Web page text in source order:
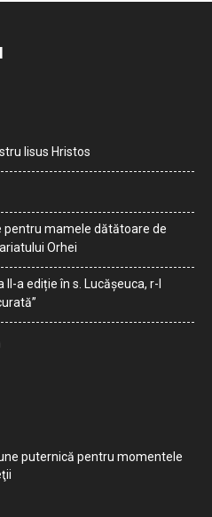
Iisus Hristos
pentru mamele dătătoare de
Orhei
a ediție în s. Lucășeuca, r-l
puternică pentru momentele